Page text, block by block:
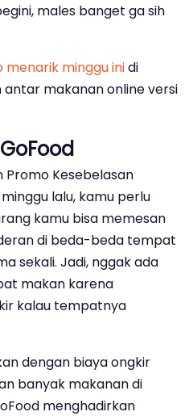
males banget ga sih
menarik minggu inidi
makanan online versi
Kesebelasan
lalu, kamu perlu
kamu bisa memesan
di beda-beda tempat
sekali. Jadi, nggak ada
makan karena
kalau tempatnya
dengan biaya ongkir
banyak makanan di
menghadirkan